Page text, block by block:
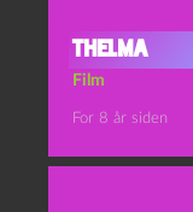
Thelma
Film
For 8 år siden